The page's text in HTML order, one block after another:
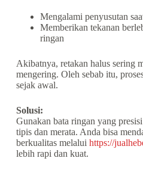
Mengalami penyusutan
Memberikan tekanan
ringan
Akibatnya, retakan halus sering
mengering. Oleh sebab itu,
sejak awal.
Solusi:
Gunakan bata ringan yang
tipis dan merata. Anda bisa
berkualitas melalui https://
lebih rapi dan kuat.